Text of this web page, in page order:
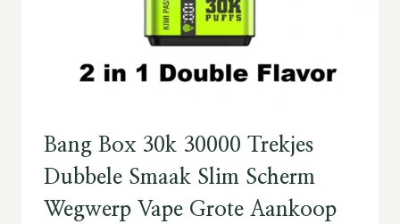
Bang Box 30k 30000 Trekjes
Dubbele Smaak Slim Scherm
Wegwerp Vape Grote Aankoop